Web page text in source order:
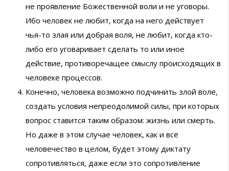
не проявление Божественной воли и не уговоры.
Ибо человек не любит, когда на него действует
чья-то злая или добрая воля, не любит, когда кто-
либо его уговаривает сделать то или иное
действие, противоречащее смыслу происходящих в
человеке процессов.
Конечно, человека возможно подчинить злой воле,
создать условия непреодолимой силы, при которых
вопрос ставится таким образом: жизнь или смерть.
Но даже в этом случае человек, как и всё
человечество в целом, будет этому диктату
сопротивляться, даже если это сопротивление